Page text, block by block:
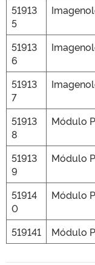
51913
5
51913
6
51913
7
51913
8
Módulo
51913
9
Módulo
51914
0
Módulo
519141 Módulo